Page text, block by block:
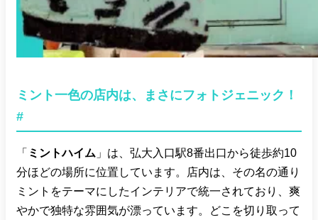
ミント一色の店内は、まさにフォトジェニック！
#
「 ミントハイム 」は、弘大入口駅8番出口から徒歩約10
分ほどの場所に位置しています。店内は、その名の通り
ミントをテーマにしたインテリアで統一されており、爽
やかで独特な雰囲気が漂っています。どこを切り取って